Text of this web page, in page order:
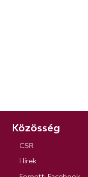
Közösség
CSR
Hírek